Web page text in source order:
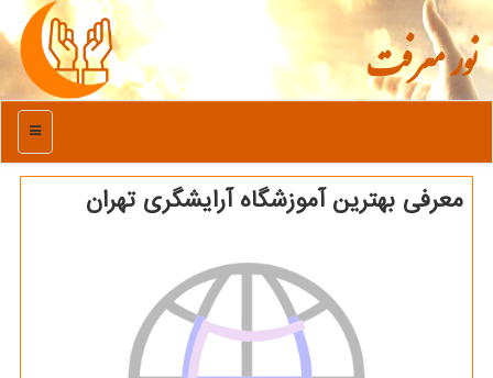
نور معرفت
منو
معرفی بهترین آموزشگاه آرایشگری تهران